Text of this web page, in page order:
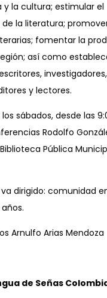
y la cultura; estimular el
la literatura;
fomentar la
así como
investigadores,
y lectores.
los sábados, desde las
Rodolfo
Pública
dirigido: comunidad
Arnulfo Arias Mendoza
de Señas